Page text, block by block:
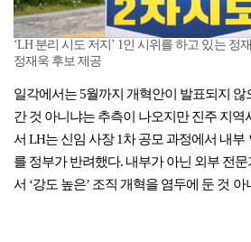
‘LH 분리 시도 저지’ 1인 시위를 하고 있는 정
정재욱 후보 제공
일각에서는 5월까지 개혁안이 발표되지 않
간 것 아니냐는 추측이 나오지만 진주 지역
서 LH는 신임 사장 1차 공모 과정에서 내부
를 정부가 반려했다. 내부가 아닌 외부 전
서 ‘강도 높은’ 조직 개혁을 염두에 둔 것